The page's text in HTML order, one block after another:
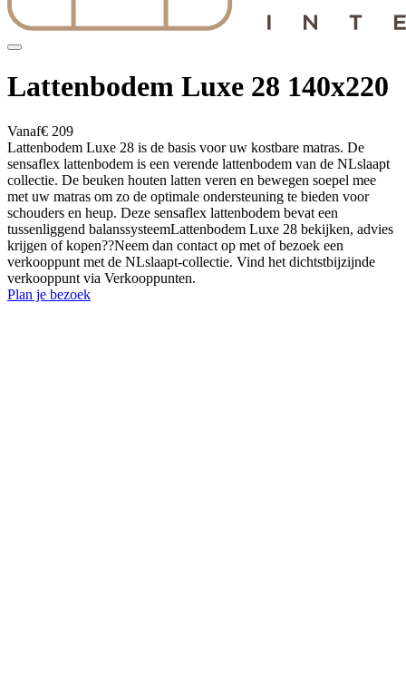
Lattenbodem Luxe 28 140x220
Vanaf€ 209
Lattenbodem Luxe 28 is de basis voor uw kostbare matras. De
sensaflex lattenbodem is een verende lattenbodem van de NLslaapt
collectie. De beuken houten latten veren en bewegen soepel mee
met uw matras om zo de optimale ondersteuning te bieden voor
schouders en heup. Deze sensaflex lattenbodem bevat een
tussenliggend balanssysteemLattenbodem Luxe 28 bekijken, advies
krijgen of kopen??Neem dan contact op met of bezoek een
verkooppunt met de NLslaapt-collectie. Vind het dichtstbijzijnde
verkooppunt via Verkooppunten.
Plan je bezoek